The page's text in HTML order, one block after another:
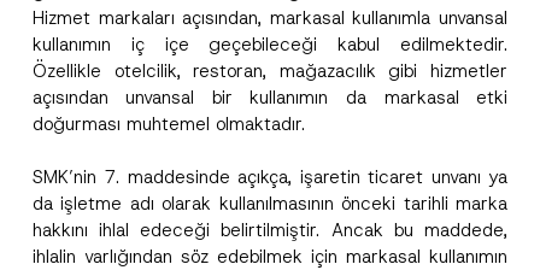
Hizmet markaları açısından, markasal kullanımla unvansal
kullanımın iç içe geçebileceği kabul edilmektedir.
Özellikle otelcilik, restoran, mağazacılık gibi hizmetler
açısından unvansal bir kullanımın da markasal etki
doğurması muhtemel olmaktadır.
SMK’nin 7. maddesinde açıkça, işaretin ticaret unvanı ya
da işletme adı olarak kullanılmasının önceki tarihli marka
hakkını ihlal edeceği belirtilmiştir. Ancak bu maddede,
ihlalin varlığından söz edebilmek için markasal kullanımın